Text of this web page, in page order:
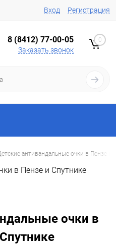
Вход Регистрация
8 (8412) 77-00-05
Заказать звонок
0
антивандальные очки в Пензе и
в Пензе и Спутнике
очки в